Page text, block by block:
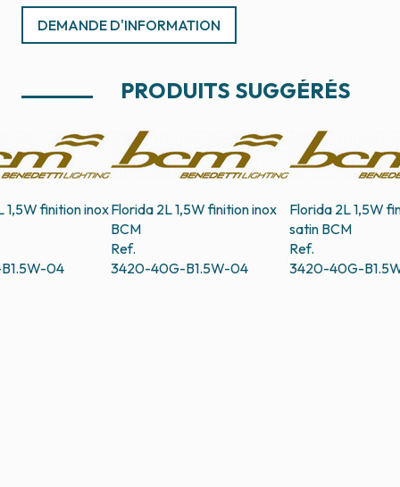
DEMANDE D'INFORMATION
PRODUITS SUGGÉRÉS
1,5W finition inox
04
Florida 2L 1,5W finition inox
BCM
Ref.
3420-40G-B1.5W-04
Florida 2L 1,5W
satin BCM
Ref.
3420-40G-